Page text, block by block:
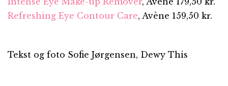
Refreshing Eye Contour Care, Avène 159,50 kr.
Tekst og foto Sofie Jørgensen, Dewy This